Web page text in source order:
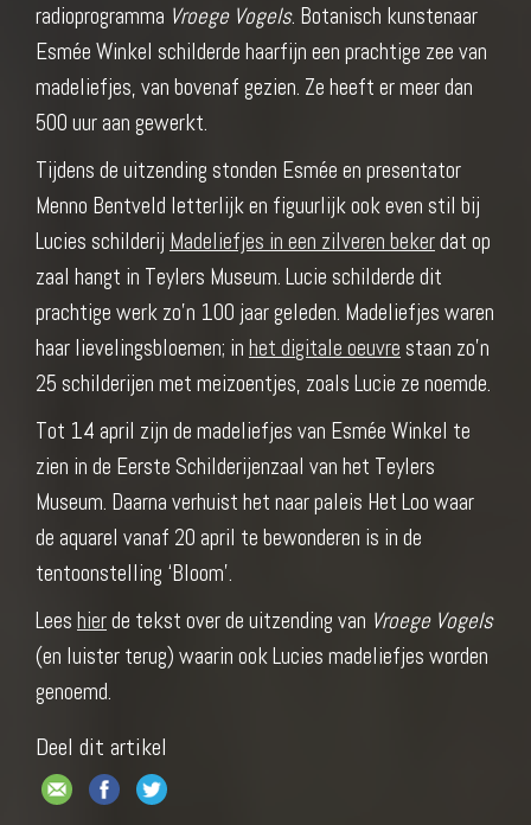
radioprogramma Vroege Vogels. Botanisch kunstenaar
Esmée Winkel schilderde haarfijn een prachtige zee van
madeliefjes, van bovenaf gezien. Ze heeft er meer dan
500 uur aan gewerkt.
Tijdens de uitzending stonden Esmée en presentator
Menno Bentveld letterlijk en figuurlijk ook even stil bij
Lucies schilderij Madeliefjes in een zilveren bekerdat op
zaal hangt in Teylers Museum. Lucie schilderde dit
prachtige werk zo’n 100 jaar geleden. Madeliefjes waren
haar lievelingsbloemen; in het digitale oeuvre staan zo’n
25 schilderijen met meizoentjes, zoals Lucie ze noemde.
Tot 14 april zijn de madeliefjes van Esmée Winkel te
zien in de Eerste Schilderijenzaal van het Teylers
Museum. Daarna verhuist het naar paleis Het Loo waar
de aquarel vanaf 20 april te bewonderen is in de
tentoonstelling ‘Bloom’.
Lees hierde tekst over de uitzending van Vroege Vogels
(en luister terug) waarin ook Lucies madeliefjes worden
genoemd.
Deel dit artikel